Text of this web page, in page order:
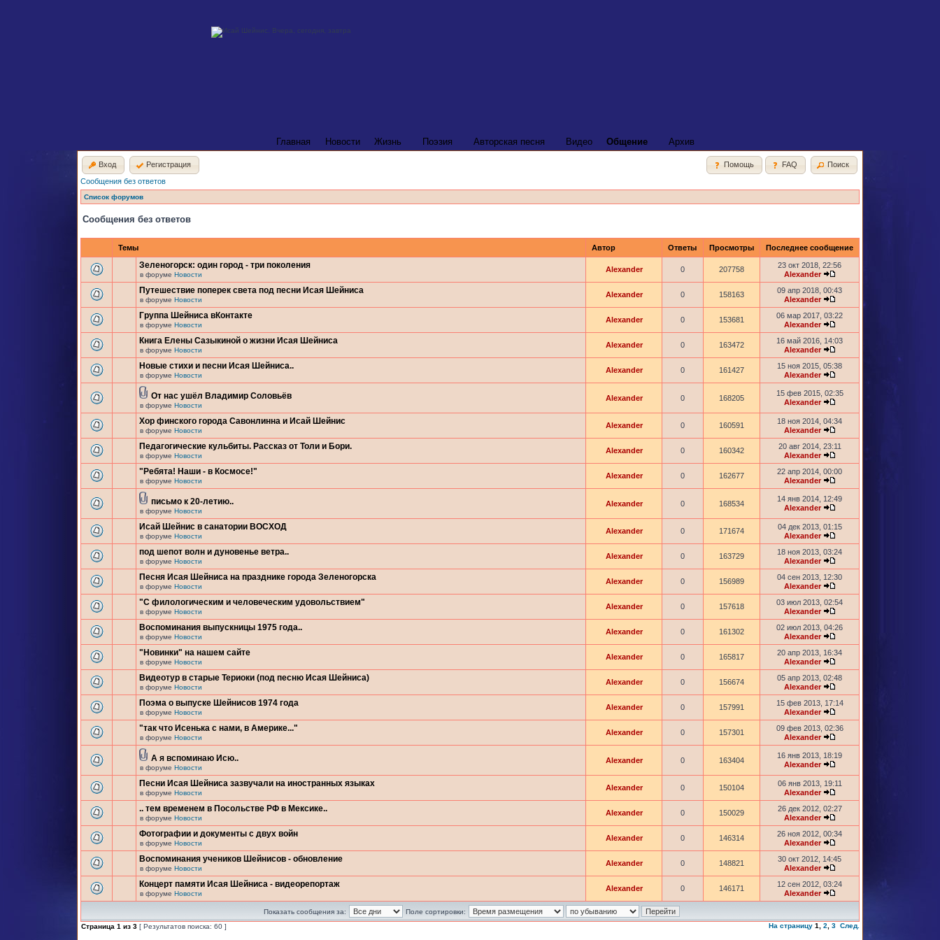
Главная Новости Жизнь Поэзия Авторская песня Видео Общение Архив
Вход Регистрация Помощь FAQ
Поиск
Сообщения без ответов
Список форумов
Сообщения без ответов
Темы Автор Ответы Просмотры Последнее сообщение
Зеленогорск: один город - три поколения
в форуме Новости
Alexander 0 207758
23 окт 2018, 22:56
Alexander
Путешествие поперек света под песни Исая Шейниса
в форуме Новости
Alexander 0 158163
09 апр 2018, 00:43
Alexander
Группа Шейниса вКонтакте
в форуме Новости
Alexander 0 153681
06 мар 2017, 03:22
Alexander
Книга Елены Сазыкиной о жизни Исая Шейниса
в форуме Новости
Alexander 0 163472
16 май 2016, 14:03
Alexander
Новые стихи и песни Исая Шейниса..
в форуме Новости
Alexander 0 161427
15 ноя 2015, 05:38
Alexander
От нас ушёл Владимир Соловьёв
в форуме Новости
Alexander 0 168205
15 фев 2015, 02:35
Alexander
Хор финского города Савонлинна и Исай Шейнис
в форуме Новости
Alexander 0 160591
18 ноя 2014, 04:34
Alexander
Педагогические кульбиты. Рассказ от Толи и Бори.
в форуме Новости
Alexander 0 160342
20 авг 2014, 23:11
Alexander
"Ребята! Наши - в Космосе!"
в форуме Новости
Alexander 0 162677
22 апр 2014, 00:00
Alexander
письмо к 20-летию..
в форуме Новости
Alexander 0 168534
14 янв 2014, 12:49
Alexander
Исай Шейнис в санатории ВОСХОД
в форуме Новости
Alexander 0 171674
04 дек 2013, 01:15
Alexander
под шепот волн и дуновенье ветра..
в форуме Новости
Alexander 0 163729
18 ноя 2013, 03:24
Alexander
Песня Исая Шейниса на празднике города Зеленогорска
в форуме Новости
Alexander 0 156989
04 сен 2013, 12:30
Alexander
"С филологическим и человеческим удовольствием"
в форуме Новости
Alexander 0 157618
03 июл 2013, 02:54
Alexander
Воспоминания выпускницы 1975 года..
в форуме Новости
Alexander 0 161302
02 июл 2013, 04:26
Alexander
"Новинки" на нашем сайте
в форуме Новости
Alexander 0 165817
20 апр 2013, 16:34
Alexander
Видеотур в старые Териоки (под песню Исая Шейниса)
в форуме Новости
Alexander 0 156674
05 апр 2013, 02:48
Alexander
Поэма о выпуске Шейнисов 1974 года
в форуме Новости
Alexander 0 157991
15 фев 2013, 17:14
Alexander
"так что Исенька с нами, в Америке..."
в форуме Новости
Alexander 0 157301
09 фев 2013, 02:36
Alexander
А я вспоминаю Исю..
в форуме Новости
Alexander 0 163404
16 янв 2013, 18:19
Alexander
Песни Исая Шейниса зазвучали на иностранных языках
в форуме Новости
Alexander 0 150104
06 янв 2013, 19:11
Alexander
.. тем временем в Посольстве РФ в Мексике..
в форуме Новости
Alexander 0 150029
26 дек 2012, 02:27
Alexander
Фотографии и документы с двух войн
в форуме Новости
Alexander 0 146314
26 ноя 2012, 00:34
Alexander
Воспоминания учеников Шейнисов - обновление
в форуме Новости
Alexander 0 148821
30 окт 2012, 14:45
Alexander
Концерт памяти Исая Шейниса - видеорепортаж
в форуме Новости
Alexander 0 146171
12 сен 2012, 03:24
Alexander
Показать сообщения за:
Поле сортировки:
Страница 1 из 3 [ Результатов поиска: 60 ] На страницу 1 2 3 След.